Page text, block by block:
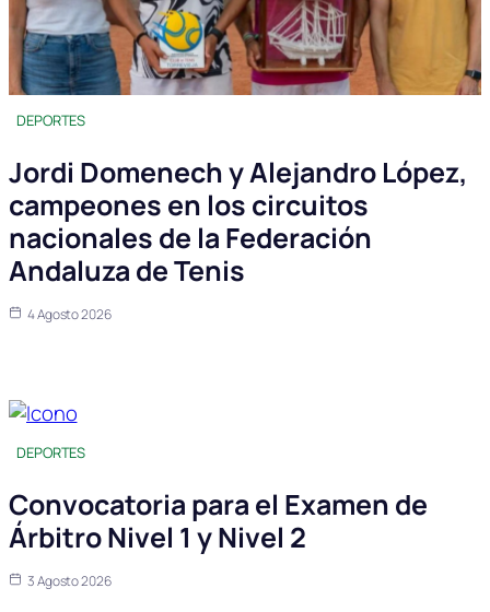
DEPORTES
Jordi Domenech y Alejandro López,
campeones en los circuitos
nacionales de la Federación
Andaluza de Tenis
4 Agosto 2026
DEPORTES
Convocatoria para el Examen de
Árbitro Nivel 1 y Nivel 2
3 Agosto 2026